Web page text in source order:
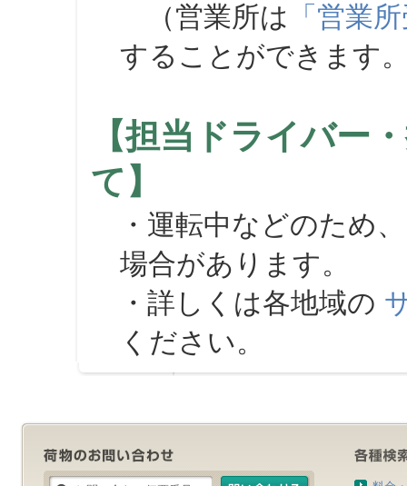
（営業所は 「営業
することができます
【担当ドライバー
て】
・運転中などのため
場合があります。
・詳しくは各地域の
ください。